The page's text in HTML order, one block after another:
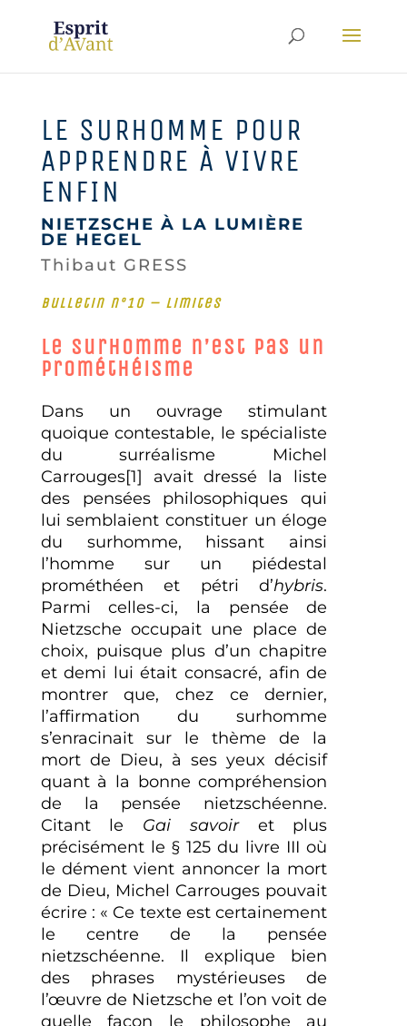
LE SURHOMME POUR
APPRENDRE À VIVRE
ENFIN
NIETZSCHE À LA LUMIÈRE
DE HEGEL
Thibaut GRESS
Bulletin n°10 – Limites
Le surhomme n’est pas un
prométhéisme
Dans un ouvrage stimulant
quoique contestable, le spécialiste
du surréalisme Michel
Carrouges[1] avait dressé la liste
des pensées philosophiques qui
lui semblaient constituer un éloge
du surhomme, hissant ainsi
l’homme sur un piédestal
prométhéen et pétri d’hybris.
Parmi celles-ci, la pensée de
Nietzsche occupait une place de
choix, puisque plus d’un chapitre
et demi lui était consacré, afin de
montrer que, chez ce dernier,
l’affirmation du surhomme
s’enracinait sur le thème de la
mort de Dieu, à ses yeux décisif
quant à la bonne compréhension
de la pensée nietzschéenne.
Citant le Gai savoiret plus
précisément le § 125 du livre III où
le dément vient annoncer la mort
de Dieu, Michel Carrouges pouvait
écrire : « Ce texte est certainement
le centre de la pensée
nietzschéenne. Il explique bien
des phrases mystérieuses de
l’œuvre de Nietzsche et l’on voit de
quelle façon le philosophe au